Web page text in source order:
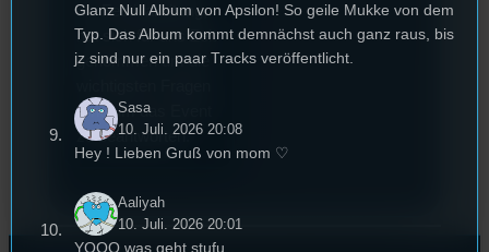
die Festivalleitung,
hat sich für uns Zeit
genommen um die
rund um das Event
zu beantworten.
Glanz Null Album von Apsilon! So geile Mukke von dem
Typ. Das Album kommt demnächst auch ganz raus, bis
jz sind nur ein paar Tracks veröffentlicht.
Sasa
10. Juli. 2026 20:08
Hey ! Lieben Gruß von mom ♡
Aaliyah
10. Juli. 2026 20:01
YOOO was geht stufu